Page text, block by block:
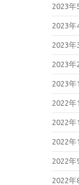
2023年
2023年
2023年
2023年
2023年
2022年
2022年
2022年
2022年
2022年